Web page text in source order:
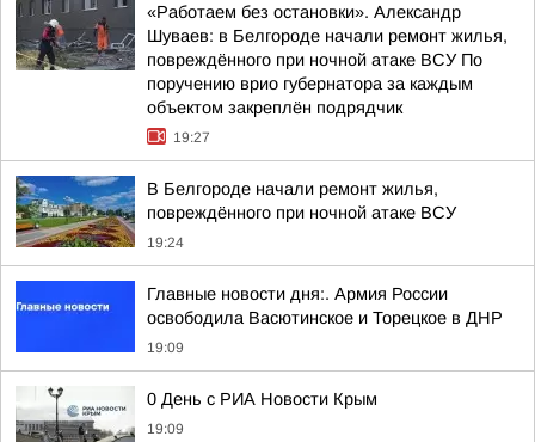
«Работаем без остановки». Александр
Шуваев: в Белгороде начали ремонт жилья,
повреждённого при ночной атаке ВСУ По
поручению врио губернатора за каждым
объектом закреплён подрядчик
19:27
В Белгороде начали ремонт жилья,
повреждённого при ночной атаке ВСУ
19:24
Главные новости дня:. Армия России
освободила Васютинское и Торецкое в ДНР
19:09
0 День с РИА Новости Крым
19:09